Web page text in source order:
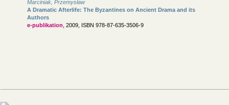
Marciniak, Przemyslaw
A Dramatic Afterlife: The Byzantines on Ancient Drama and its
Authors
e-publikation , 2009, ISBN 978-87-635-3506-9